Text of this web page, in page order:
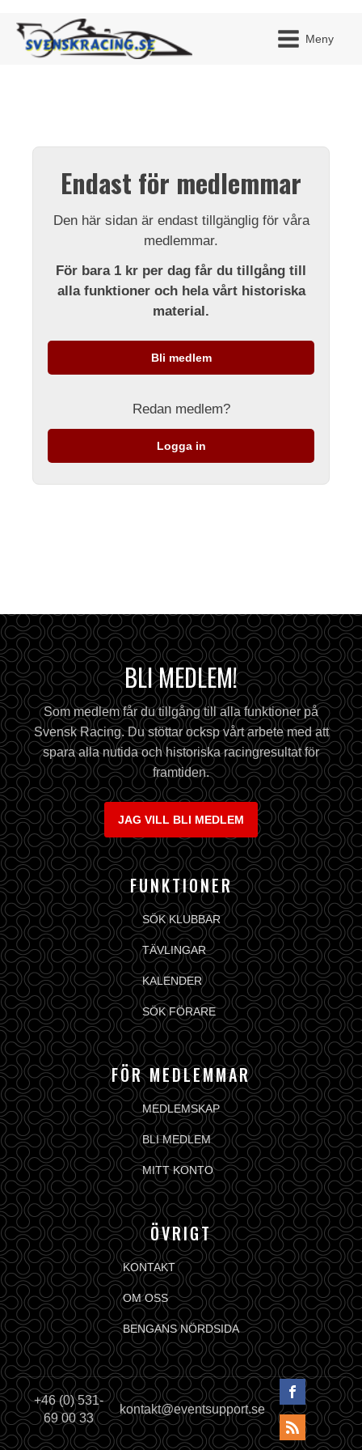
Meny
Endast för medlemmar
Den här sidan är endast tillgänglig för våra
medlemmar.
För bara 1 kr per dag får du tillgång till
alla funktioner och hela vårt historiska
material.
Bli medlem
Redan medlem?
Logga in
BLI MEDLEM!
Som medlem får du tillgång till alla funktioner på
Svensk Racing. Du stöttar ocksp vårt arbete med att
spara alla nutida och historiska racingresultat för
framtiden.
JAG VILL BLI MEDLEM
FUNKTIONER
SÖK KLUBBAR
TÄVLINGAR
KALENDER
SÖK FÖRARE
FÖR MEDLEMMAR
MEDLEMSKAP
BLI MEDLEM
MITT KONTO
ÖVRIGT
KONTAKT
OM OSS
BENGANS NÖRDSIDA
+46 (0) 531-
69 00 33
kontakt@eventsupport.se